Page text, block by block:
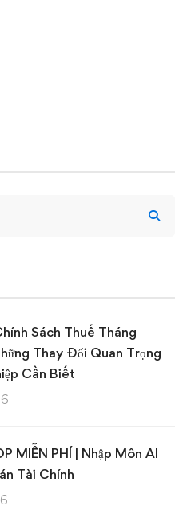
Sách Thuế Tháng
Thay Đổi Quan Trọng
Cần Biết
MIỄN PHÍ | Nhập Môn AI
Tài Chính